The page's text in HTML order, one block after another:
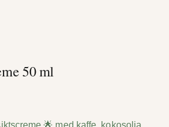
50 ml
🌟 med kaffe, kokosolja